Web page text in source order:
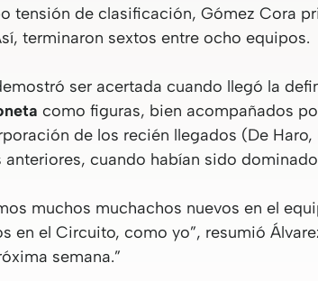
tensión de clasificación, Gómez Cora
terminaron sextos entre ocho equipos.
ser acertada cuando llegó la
como figuras, bien acompañados
de los recién llegados (De
anteriores, cuando habían sido
muchos muchachos nuevos en el
en el Circuito, como yo”, resumió
semana.”